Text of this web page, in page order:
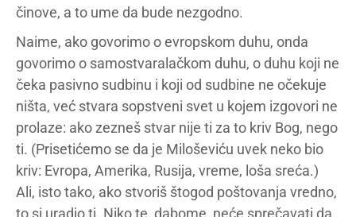
činove, a to ume da bude nezgodno.
Naime, ako govorimo o evropskom duhu, onda
govorimo o samostvaralačkom duhu, o duhu koji ne
čeka pasivno sudbinu i koji od sudbine ne očekuje
ništa, već stvara sopstveni svet u kojem izgovori ne
prolaze: ako zezneš stvar nije ti za to kriv Bog, nego
ti. (Prisetićemo se da je Miloševiću uvek neko bio
kriv: Evropa, Amerika, Rusija, vreme, loša sreća.)
Ali, isto tako, ako stvoriš štogod poštovanja vredno,
to si uradio ti. Niko te, dabome, neće sprečavati da,